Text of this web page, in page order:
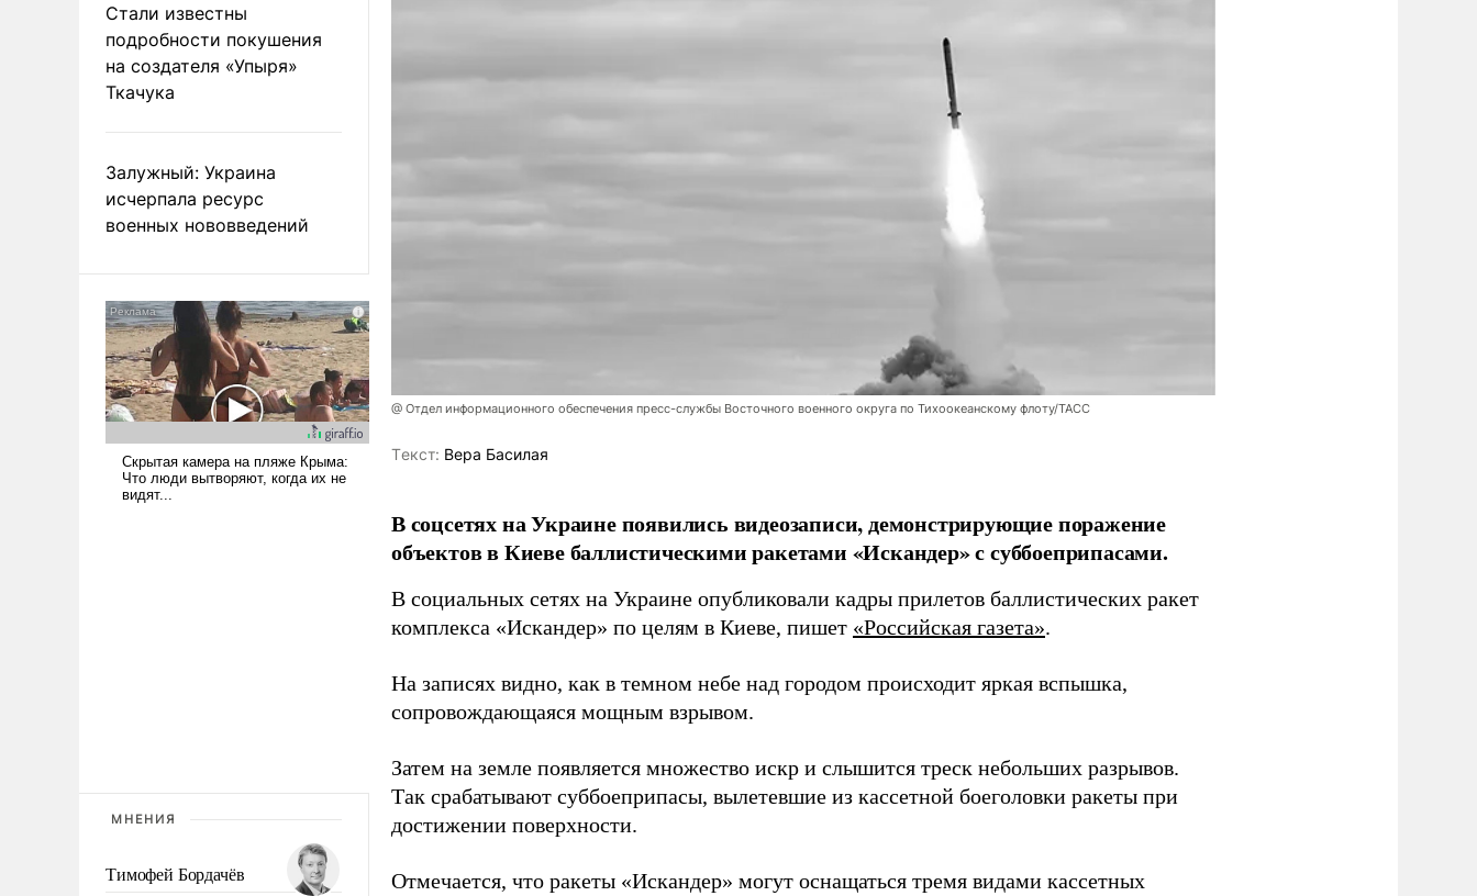
Стали известны
подробности покушения
на создателя «Упыря»
Ткачука
Залужный: Украина
исчерпала ресурс
военных нововведений
МНЕНИЯ
Тимофей Бордачёв
@ Отдел информационного обеспечения пресс-службы Восточного военного округа по Тихоокеанскому флоту/ТАСС
Tекст: Вера Басилая
В соцсетях на Украине появились видеозаписи, демонстрирующие поражение
объектов в Киеве баллистическими ракетами «Искандер» с суббоеприпасами.
В социальных сетях на Украине опубликовали кадры прилетов баллистических ракет
комплекса «Искандер» по целям в Киеве, пишет «Российская газета».
На записях видно, как в темном небе над городом происходит яркая вспышка,
сопровождающаяся мощным взрывом.
Затем на земле появляется множество искр и слышится треск небольших разрывов.
Так срабатывают суббоеприпасы, вылетевшие из кассетной боеголовки ракеты при
достижении поверхности.
Отмечается, что ракеты «Искандер» могут оснащаться тремя видами кассетных